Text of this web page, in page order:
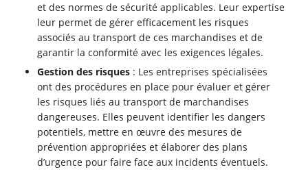
et des normes de sécurité applicables. Leur expertise
leur permet de gérer efficacement les risques
associés au transport de ces marchandises et de
garantir la conformité avec les exigences légales.
Gestion des risques : Les entreprises spécialisées
ont des procédures en place pour évaluer et gérer
les risques liés au transport de marchandises
dangereuses. Elles peuvent identifier les dangers
potentiels, mettre en œuvre des mesures de
prévention appropriées et élaborer des plans
d’urgence pour faire face aux incidents éventuels.